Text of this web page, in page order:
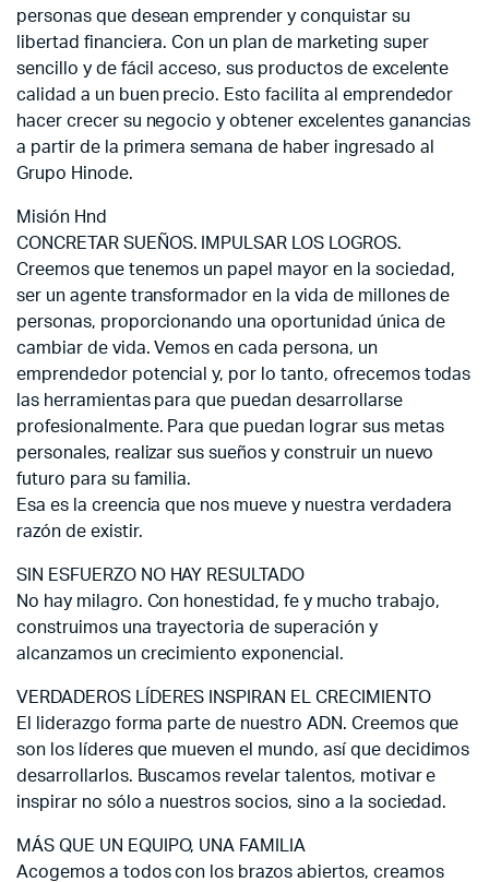
personas que desean emprender y conquistar su
libertad financiera. Con un plan de marketing super
sencillo y de fácil acceso, sus productos de excelente
calidad a un buen precio. Esto facilita al emprendedor
hacer crecer su negocio y obtener excelentes ganancias
a partir de la primera semana de haber ingresado al
Grupo Hinode.
Misión Hnd
CONCRETAR SUEÑOS. IMPULSAR LOS LOGROS.
Creemos que tenemos un papel mayor en la sociedad,
ser un agente transformador en la vida de millones de
personas, proporcionando una oportunidad única de
cambiar de vida. Vemos en cada persona, un
emprendedor potencial y, por lo tanto, ofrecemos todas
las herramientas para que puedan desarrollarse
profesionalmente. Para que puedan lograr sus metas
personales, realizar sus sueños y construir un nuevo
futuro para su familia.
Esa es la creencia que nos mueve y nuestra verdadera
razón de existir.
SIN ESFUERZO NO HAY RESULTADO
No hay milagro. Con honestidad, fe y mucho trabajo,
construimos una trayectoria de superación y
alcanzamos un crecimiento exponencial.
VERDADEROS LÍDERES INSPIRAN EL CRECIMIENTO
El liderazgo forma parte de nuestro ADN. Creemos que
son los líderes que mueven el mundo, así que decidimos
desarrollarlos. Buscamos revelar talentos, motivar e
inspirar no sólo a nuestros socios, sino a la sociedad.
MÁS QUE UN EQUIPO, UNA FAMILIA
Acogemos a todos con los brazos abiertos, creamos